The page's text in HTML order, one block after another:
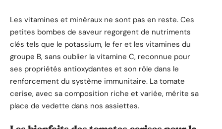
Les vitamines et minéraux ne sont pas en reste. Ces
petites bombes de saveur regorgent de nutriments
clés tels que le potassium, le fer et les vitamines du
groupe B, sans oublier la vitamine C, reconnue pour
ses propriétés antioxydantes et son rôle dans le
renforcement du système immunitaire. La tomate
cerise, avec sa composition riche et variée, mérite sa
place de vedette dans nos assiettes.